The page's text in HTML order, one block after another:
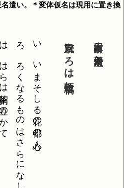
遣い。＊変体仮名は現用に置き換
大田南畝／新場老漁
京風いろは短歌稿
い いまそしる花の都の人心
ろ ろくなるものはさらになし
に豆のかて